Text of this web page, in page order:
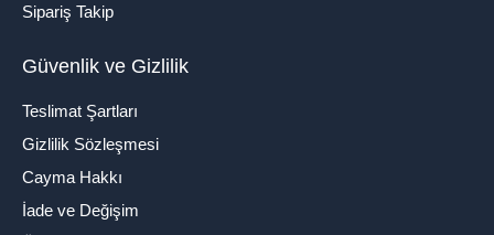
Sipariş Takip
Güvenlik ve Gizlilik
Teslimat Şartları
Gizlilik Sözleşmesi
Cayma Hakkı
İade ve Değişim